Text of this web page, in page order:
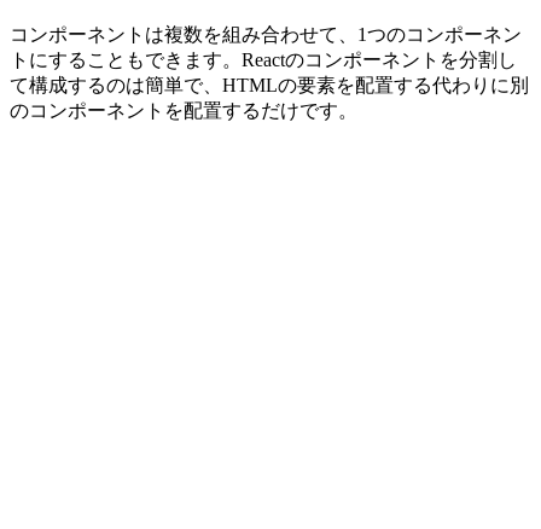
コンポーネントは複数を組み合わせて、1つのコンポーネン
トにすることもできます。Reactのコンポーネントを分割し
て構成するのは簡単で、HTMLの要素を配置する代わりに別
のコンポーネントを配置するだけです。